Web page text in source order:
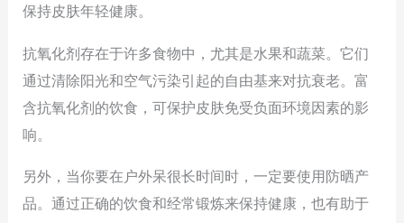
保持皮肤年轻健康。
抗氧化剂存在于许多食物中，尤其是水果和蔬菜。它们
通过清除阳光和空气污染引起的自由基来对抗衰老。富
含抗氧化剂的饮食，可保护皮肤免受负面环境因素的影
响。
另外，当你要在户外呆很长时间时，一定要使用防晒产
品。通过正确的饮食和经常锻炼来保持健康，也有助于